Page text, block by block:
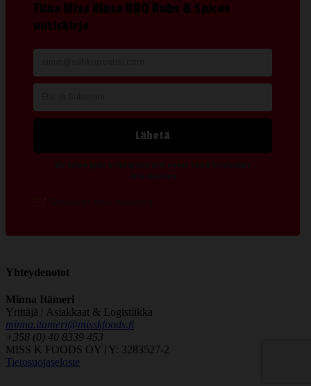
Yhteydenotot
Minna Itämeri
Yrittäjä | Asiakkaat & Logistiikka
minna.itameri@misskfoods.fi
+358 (0) 40 8339 453
MISS K FOODS OY | Y: 3283527-2
Tietosuojaseloste